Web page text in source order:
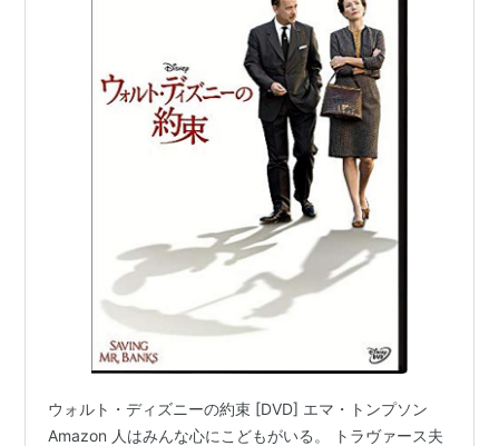
ウォルト・ディズニーの約束 [DVD] エマ・トンプソン
Amazon 人はみんな心にこどもがいる。 トラヴァース夫